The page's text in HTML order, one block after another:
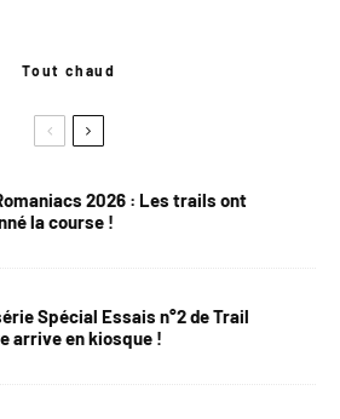
Tout chaud
2026 : Les trails ont
la course !
Spécial Essais n°2 de Trail
arrive en kiosque !